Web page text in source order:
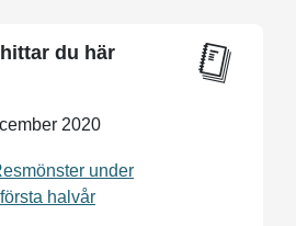
du här
2020
under
halvår